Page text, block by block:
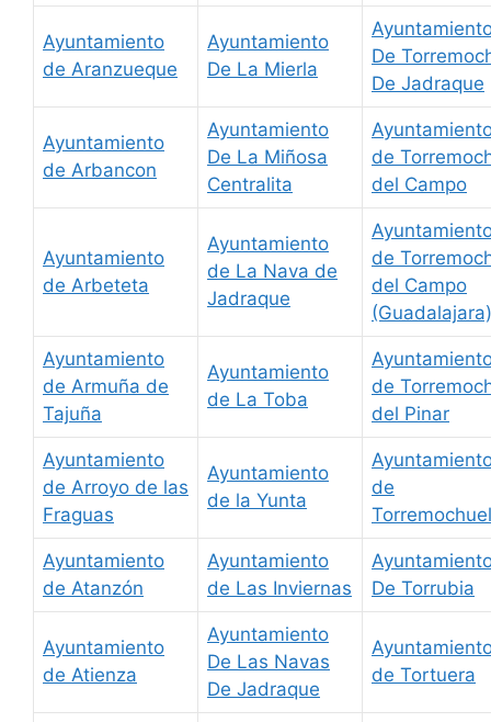
Ayuntamiento
de Aranzueque
Ayuntamiento
De La Mierla
De
De Jadraque
Ayuntamiento
de Arbancon
Ayuntamiento
De La Miñosa
Centralita
de
del Campo
Ayuntamiento
de Arbeteta
Ayuntamiento
de La Nava de
Jadraque
de
del Campo
(Guadalajara)
Ayuntamiento
de Armuña de
Tajuña
Ayuntamiento
de La Toba
de
del Pinar
Ayuntamiento
de Arroyo de las
Fraguas
Ayuntamiento
de la Yunta
de
Ayuntamiento
de Atanzón
Ayuntamiento
de Las Inviernas
De Torrubia
Ayuntamiento
de Atienza
Ayuntamiento
De Las Navas
De Jadraque
de Tortuera